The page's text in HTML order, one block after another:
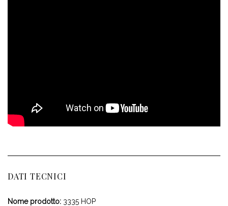
DATI TECNICI
Nome prodotto: 3335 HOP